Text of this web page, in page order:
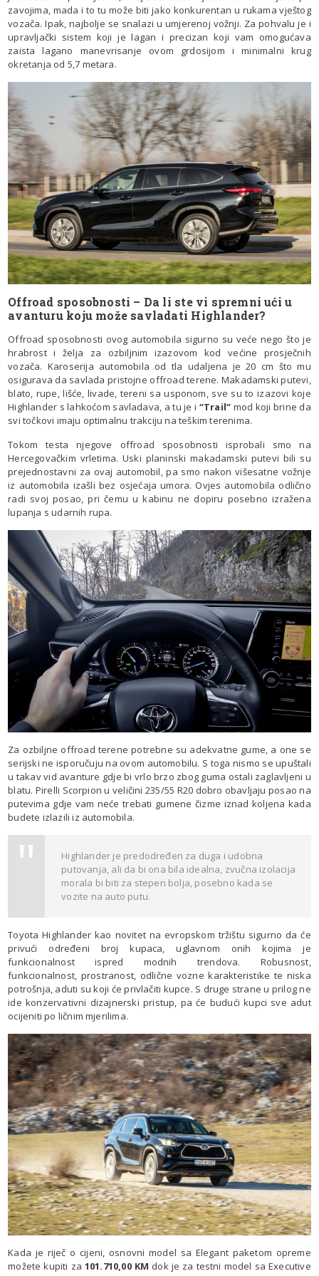
zavojima, mada i to tu može biti jako konkurentan u rukama vještog
vozača. Ipak, najbolje se snalazi u umjerenoj vožnji. Za pohvalu je i
upravljački sistem koji je lagan i precizan koji vam omogućava
zaista lagano manevrisanje ovom grdosijom i minimalni krug
okretanja od 5,7 metara.
Offroad sposobnosti – Da li ste vi spremni ući u
avanturu koju može savladati Highlander?
Offroad sposobnosti ovog automobila sigurno su veće nego što je
hrabrost i želja za ozbiljnim izazovom kod većine prosječnih
vozača. Karoserija automobila od tla udaljena je 20 cm što mu
osigurava da savlada pristojne offroad terene. Makadamski putevi,
blato, rupe, lišće, livade, tereni sa usponom, sve su to izazovi koje
Highlander s lahkoćom savladava, a tu je i “Trail” mod koji brine da
svi točkovi imaju optimalnu trakciju na teškim terenima.
Tokom testa njegove offroad sposobnosti isprobali smo na
Hercegovačkim vrletima. Uski planinski makadamski putevi bili su
prejednostavni za ovaj automobil, pa smo nakon višesatne vožnje
iz automobila izašli bez osjećaja umora. Ovjes automobila odlično
radi svoj posao, pri čemu u kabinu ne dopiru posebno izražena
lupanja s udarnih rupa.
Za ozbiljne offroad terene potrebne su adekvatne gume, a one se
serijski ne isporučuju na ovom automobilu. S toga nismo se upuštali
u takav vid avanture gdje bi vrlo brzo zbog guma ostali zaglavljeni u
blatu. Pirelli Scorpion u veličini 235/55 R20 dobro obavljaju posao na
putevima gdje vam neće trebati gumene čizme iznad koljena kada
budete izlazili iz automobila.
Highlander je predodređen za duga i udobna
putovanja, ali da bi ona bila idealna, zvučna izolacija
morala bi biti za stepen bolja, posebno kada se
vozite na auto putu.
Toyota Highlander kao novitet na evropskom tržištu sigurno da će
privući određeni broj kupaca, uglavnom onih kojima je
funkcionalnost ispred modnih trendova. Robusnost,
funkcionalnost, prostranost, odlične vozne karakteristike te niska
potrošnja, aduti su koji će privlačiti kupce. S druge strane u prilog ne
ide konzervativni dizajnerski pristup, pa će budući kupci sve adut
ocijeniti po ličnim mjerilima.
Kada je riječ o cijeni, osnovni model sa Elegant paketom opreme
možete kupiti za 101.710,00 KM dok je za testni model sa Executive